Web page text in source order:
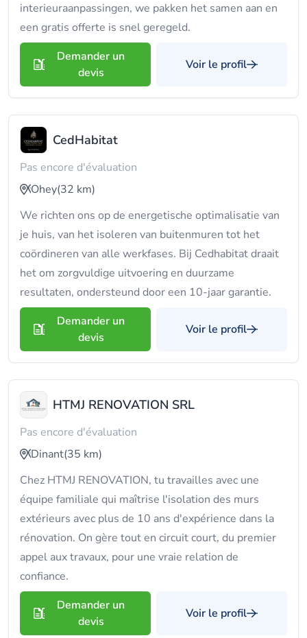
interieuraanpassingen, we pakken het samen aan en
een gratis offerte is snel geregeld.
Demander un
devis
Voir le profil
CedHabitat
Pas encore d'évaluation
Ohey(32 km)
We richten ons op de energetische optimalisatie van
je huis, van het isoleren van buitenmuren tot het
coördineren van alle werkfases. Bij Cedhabitat draait
het om zorgvuldige uitvoering en duurzame
resultaten, ondersteund door een 10-jaar garantie.
Demander un
devis
Voir le profil
HTMJ RENOVATION SRL
Pas encore d'évaluation
Dinant(35 km)
Chez HTMJ RENOVATION, tu travailles avec une
équipe familiale qui maîtrise l'isolation des murs
extérieurs avec plus de 10 ans d'expérience dans la
rénovation. On gère tout en circuit court, du premier
appel aux travaux, pour une vraie relation de
confiance.
Demander un
devis
Voir le profil